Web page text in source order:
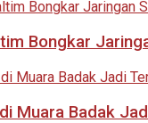
Bongkar
Muara Badak